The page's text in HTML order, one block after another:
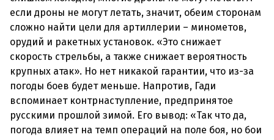
если дроны не могут летать, значит, обеим сторонам
сложно найти цели для артиллерии – минометов,
орудий и ракетных установок. «Это снижает
скорость стрельбы, а также снижает вероятность
крупных атак». Но нет никакой гарантии, что из-за
погоды боев будет меньше. Напротив, Гади
вспоминает контрнаступление, предпринятое
русскими прошлой зимой. Его вывод: «Так что да,
погода влияет на темп операций на поле боя, но бои